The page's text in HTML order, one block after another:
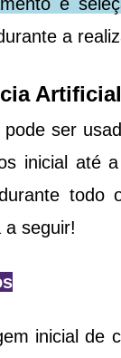
a
pode ser
inicial até
todo
seguir!
inicial de